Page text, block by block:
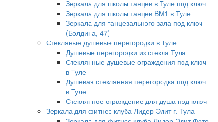
Зеркала для школы танцев в Туле под ключ
Зеркала для школы танцев BM1 в Туле
Зеркала для танцевального зала под ключ
(Болдина, 47)
Стекляные душевые перегородки в Туле
Душевые перегородки из стекла Тула
Стеклянные душевые ограждения под ключ
в Туле
Душевая стеклянная перегородка под ключ
в Туле
Стеклянное ограждение для душа под ключ
Зеркала для фитнес клуба Лидер Элит г. Тула